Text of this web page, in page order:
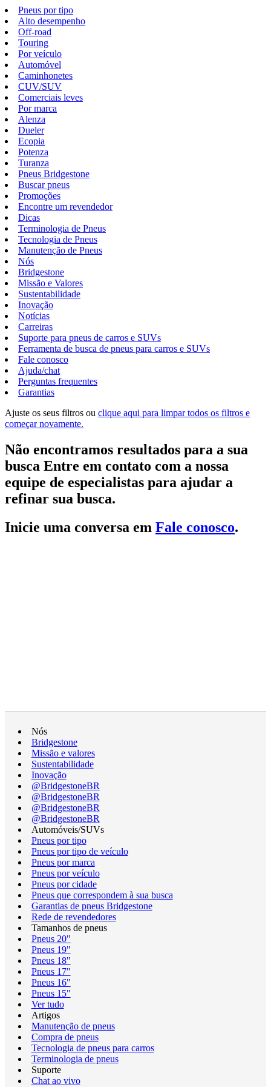
Pneus por tipo
Alto desempenho
Off-road
Touring
Por veículo
Automóvel
Caminhonetes
CUV/SUV
Comerciais leves
Por marca
Alenza
Dueler
Ecopia
Potenza
Turanza
Pneus Bridgestone
Buscar pneus
Promoções
Encontre um revendedor
Dicas
Terminologia de Pneus
Tecnologia de Pneus
Manutenção de Pneus
Nós
Bridgestone
Missão e Valores
Sustentabilidade
Inovação
Notícias
Carreiras
Suporte para pneus de carros e SUVs
Ferramenta de busca de pneus para carros e SUVs
Fale conosco
Ajuda/chat
Perguntas frequentes
Garantias
Ajuste os seus filtros ou clique aqui para limpar todos os filtros e
começar novamente.
Não encontramos resultados para a sua
busca Entre em contato com a nossa
equipe de especialistas para ajudar a
refinar sua busca.
Inicie uma conversa em Fale conosco.
Nós
Bridgestone
Missão e valores
Sustentabilidade
Inovação
@BridgestoneBR
@BridgestoneBR
@BridgestoneBR
@BridgestoneBR
Automóveis/SUVs
Pneus por tipo
Pneus por tipo de veículo
Pneus por marca
Pneus por veículo
Pneus por cidade
Pneus que correspondem à sua busca
Garantias de pneus Bridgestone
Rede de revendedores
Tamanhos de pneus
Pneus 20"
Pneus 19"
Pneus 18"
Pneus 17"
Pneus 16"
Pneus 15"
Ver tudo
Artigos
Manutenção de pneus
Compra de pneus
Tecnologia de pneus para carros
Terminologia de pneus
Suporte
Chat ao vivo